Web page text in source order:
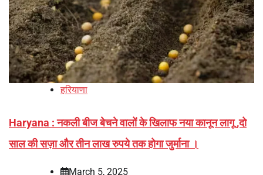
हरियाणा
Haryana : नकली बीज बेचने वालों के खिलाफ नया कानून लागू ,दो
साल की सज़ा और तीन लाख रुपये तक होगा जुर्माना ।
March 5, 2025